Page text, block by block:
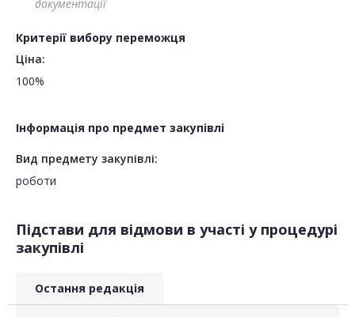
документації
Критерії вибору переможця
Ціна:
100%
Інформація про предмет закупівлі
Вид предмету закупівлі:
роботи
Підстави для відмови в участі у процедурі
закупівлі
Остання редакція